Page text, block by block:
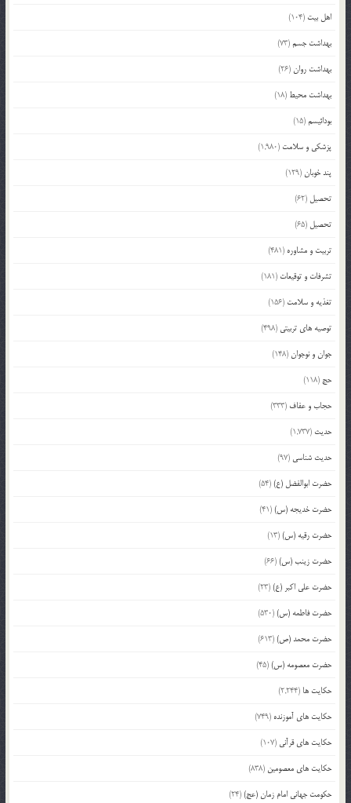
اهل بیت (104)
بهداشت جسم(73)
بهداشت روان(26)
بهداشت محیط (18)
بودائیسم(15)
پزشکی و سلامت (1,980)
پند خوبان(129)
تحصیل (62)
تحصیل (65)
تربیت و مشاوره (481)
تشرفات و توقیعات (181)
تغذیه و سلامت (156)
توصیه های تربیتی (498)
جوان و نوجوان(148)
حج (118)
حجاب و عفاف (333)
حدیث (1,737)
حدیث شناسی (97)
حضرت ابوالفضل (ع)(54)
حضرت خدیجه (س)(41)
حضرت رقیه (س)(13)
حضرت زینب (س)(66)
حضرت علی اکبر (ع)(23)
حضرت فاطمه (س)(530)
حضرت محمد (ص)(613)
حضرت معصومه (س)(45)
حکایت ها (2,244)
حکایت های آموزنده (749)
حکایت های قرآنی (107)
حکایت های معصومین (838)
حکومت جهانی امام زمان (عج)(24)